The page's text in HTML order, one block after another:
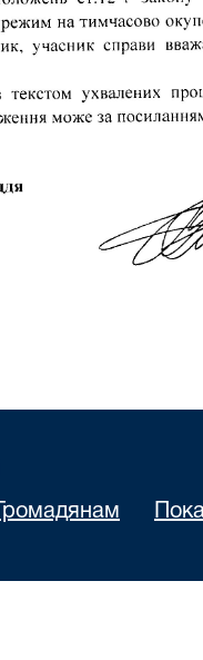
Громадянам